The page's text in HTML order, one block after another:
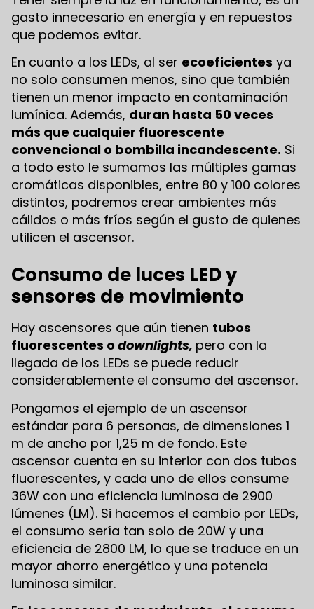
gasto innecesario en energía y en repuestos
que podemos evitar.
En cuanto a los LEDs, al ser ecoeficientes ya
no solo consumen menos, sino que también
tienen un menor impacto en contaminación
lumínica. Además, duran hasta 50 veces
más que cualquier fluorescente
convencional o bombilla incandescente. Si
a todo esto le sumamos las múltiples gamas
cromáticas disponibles, entre 80 y 100 colores
distintos, podremos crear ambientes más
cálidos o más fríos según el gusto de quienes
utilicen el ascensor.
Consumo de luces LED y
sensores de movimiento
Hay ascensores que aún tienen tubos
fluorescentes o downlights, pero con la
llegada de los LEDs se puede reducir
considerablemente el consumo del ascensor.
Pongamos el ejemplo de un ascensor
estándar para 6 personas, de dimensiones 1
m de ancho por 1,25 m de fondo. Este
ascensor cuenta en su interior con dos tubos
fluorescentes, y cada uno de ellos consume
36W con una eficiencia luminosa de 2900
lúmenes (LM). Si hacemos el cambio por LEDs,
el consumo sería tan solo de 20W y una
eficiencia de 2800 LM, lo que se traduce en un
mayor ahorro energético y una potencia
luminosa similar.